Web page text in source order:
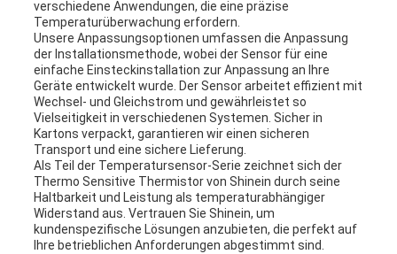
verschiedene Anwendungen, die eine präzise
Temperaturüberwachung erfordern.
Unsere Anpassungsoptionen umfassen die Anpassung
der Installationsmethode, wobei der Sensor für eine
einfache Einsteckinstallation zur Anpassung an Ihre
Geräte entwickelt wurde. Der Sensor arbeitet effizient mit
Wechsel- und Gleichstrom und gewährleistet so
Vielseitigkeit in verschiedenen Systemen. Sicher in
Kartons verpackt, garantieren wir einen sicheren
Transport und eine sichere Lieferung.
Als Teil der Temperatursensor-Serie zeichnet sich der
Thermo Sensitive Thermistor von Shinein durch seine
Haltbarkeit und Leistung als temperaturabhängiger
Widerstand aus. Vertrauen Sie Shinein, um
kundenspezifische Lösungen anzubieten, die perfekt auf
Ihre betrieblichen Anforderungen abgestimmt sind.